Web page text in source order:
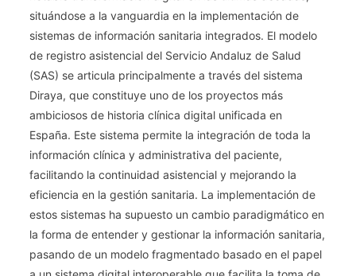
Historia
Clínica:
Estructura
Y
Confección.
La
Conservación
De
La
Documentación.
Los
De
Historias.
Legislación,
situándose a la vanguardia en la implementación de
sistemas de información sanitaria integrados. El modelo
de registro asistencial del Servicio Andaluz de Salud
(SAS) se articula principalmente a través del sistema
Diraya, que constituye uno de los proyectos más
ambiciosos de historia clínica digital unificada en
España. Este sistema permite la integración de toda la
información clínica y administrativa del paciente,
facilitando la continuidad asistencial y mejorando la
eficiencia en la gestión sanitaria. La implementación de
estos sistemas ha supuesto un cambio paradigmático en
la forma de entender y gestionar la información sanitaria,
pasando de un modelo fragmentado basado en el papel